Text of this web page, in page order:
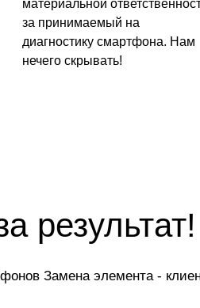
материальной
за принимаемый на
диагностику смартфона. Нам
нечего скрывать!
результат!
Замена элемента -